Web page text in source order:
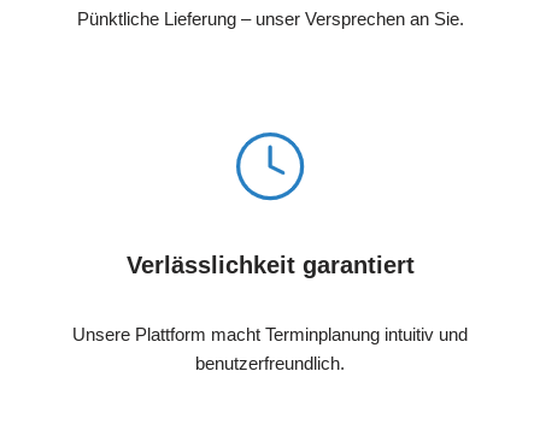
Pünktliche Lieferung – unser Versprechen an Sie.
Verlässlichkeit garantiert
Unsere Plattform macht Terminplanung intuitiv und
benutzerfreundlich.